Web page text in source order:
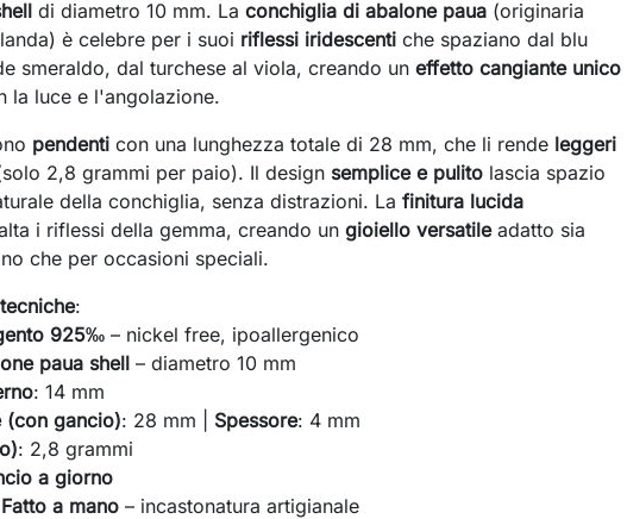
di diametro 10 mm. La conchiglia di abalone paua (originaria
è celebre per i suoi riflessi iridescenti che spaziano dal blu
smeraldo, dal turchese al viola, creando un effetto cangiante unico
la luce e l'angolazione.
pendenti con una lunghezza totale di 28 mm, che li rende leggeri
2,8 grammi per paio). Il design semplice e pulito lascia spazio
della conchiglia, senza distrazioni. La finitura lucida
i riflessi della gemma, creando un gioiello versatileadatto sia
che per occasioni speciali.
:
925‰ – nickel free, ipoallergenico
paua shell – diametro 10 mm
: 14 mm
(con gancio): 28 mm | Spessore: 4 mm
: 2,8 grammi
a giorno
Fatto a mano – incastonatura artigianale